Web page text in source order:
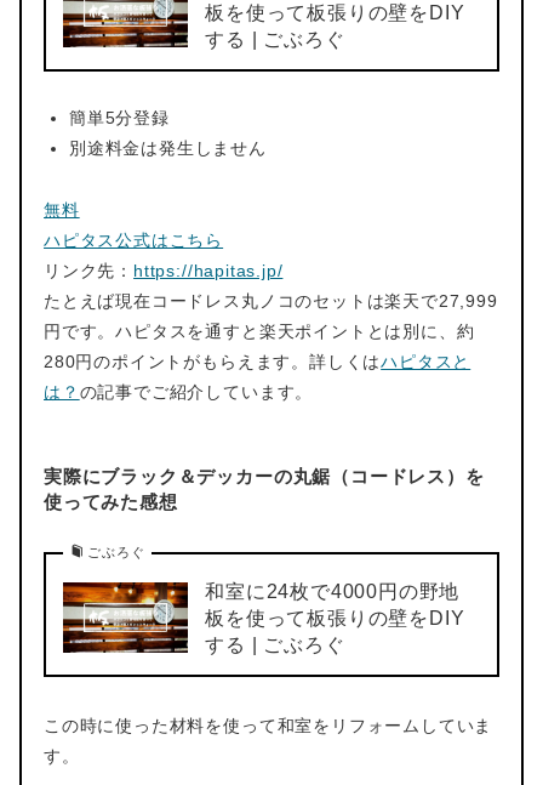
板を使って板張りの壁をDIY
する | ごぶろぐ
簡単5分登録
別途料金は発生しません
無料
ハピタス公式はこちら
リンク先： https://hapitas.jp/
たとえば現在コードレス丸ノコのセットは楽天で27,999
円です。ハピタスを通すと楽天ポイントとは別に、約
280円のポイントがもらえます。詳しくはハピタスと
は？ の記事でご紹介しています。
実際にブラック＆デッカーの丸鋸（コードレス）を
使ってみた感想
ごぶろぐ
和室に24枚で4000円の野地
板を使って板張りの壁をDIY
する | ごぶろぐ
この時に使った材料を使って和室をリフォームしていま
す。